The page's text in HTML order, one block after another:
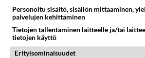
Voiko meidän välit
05.08.2026 05:34
Ikävä
Personoitu sisältö, sisällön mittaaminen,
palvelujen kehittäminen
Tietojen tallentaminen laitteelle ja/tai
tietojen käyttö
Erityisominaisuudet